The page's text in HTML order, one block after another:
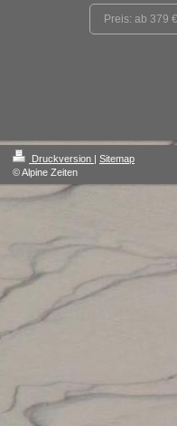
Preis: ab 379 €
Druckversion | Sitemap
© Alpine Zeiten